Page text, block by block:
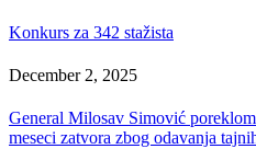
Konkurs za 342 stažista
December 2, 2025
General Milosav Simović
meseci zatvora zbog odavanja